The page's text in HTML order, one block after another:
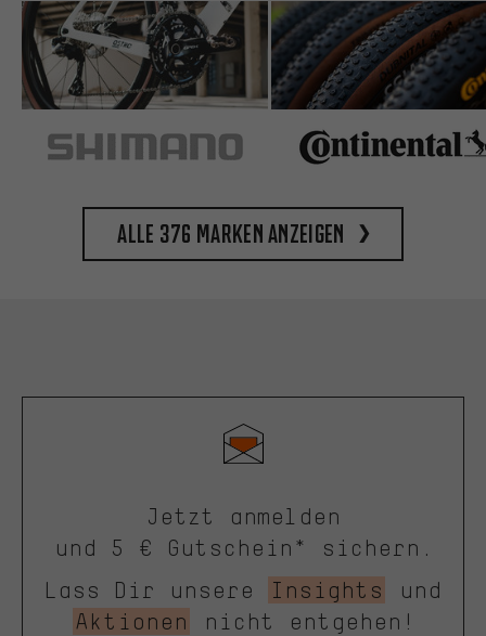
Alle 376 Marken anzeigen
Jetzt anmelden
und 5 € Gutschein* sichern.
Lass Dir unsere
Insights
und
Aktionen
nicht entgehen!